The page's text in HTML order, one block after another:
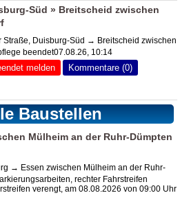
Süd » Breitscheid zwischen
Straße, Duisburg-Süd → Breitscheid zwischen
beendet07.08.26, 10:14
melden Kommentare (0)
Baustellen
Mülheim an der Ruhr-Dümpten
→ Essen zwischen Mülheim an der Ruhr-
rechter Fahrstreifen
verengt, am 08.08.2026 von 09:00 Uhr